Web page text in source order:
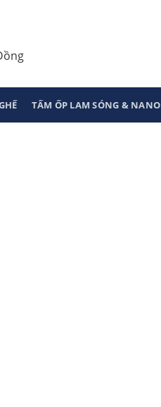
TẤM ỐP LAM SÓNG & NANO